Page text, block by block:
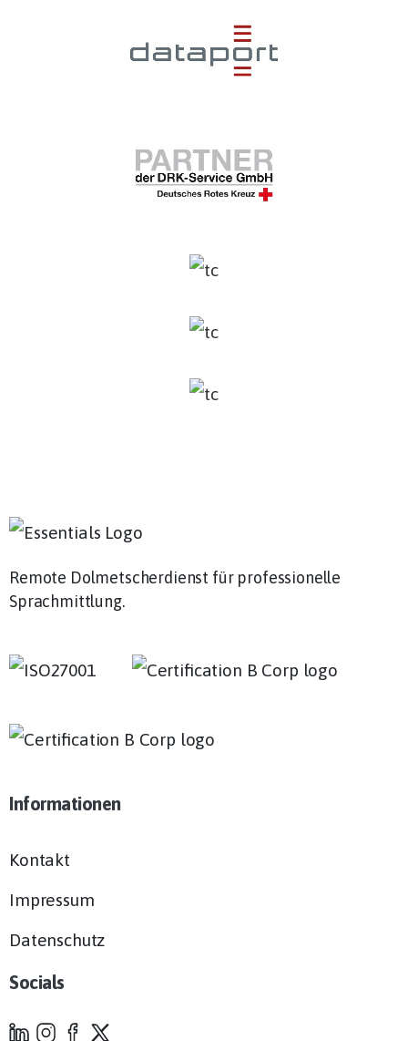
Remote Dolmetscherdienst für professionelle
Sprachmittlung.
Informationen
Kontakt
Impressum
Datenschutz
Socials